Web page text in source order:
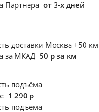
Партнёра от 3-х дней
доставки Москва +50
за МКАД 50 р за км
подъёма
1 290 р
подъёма